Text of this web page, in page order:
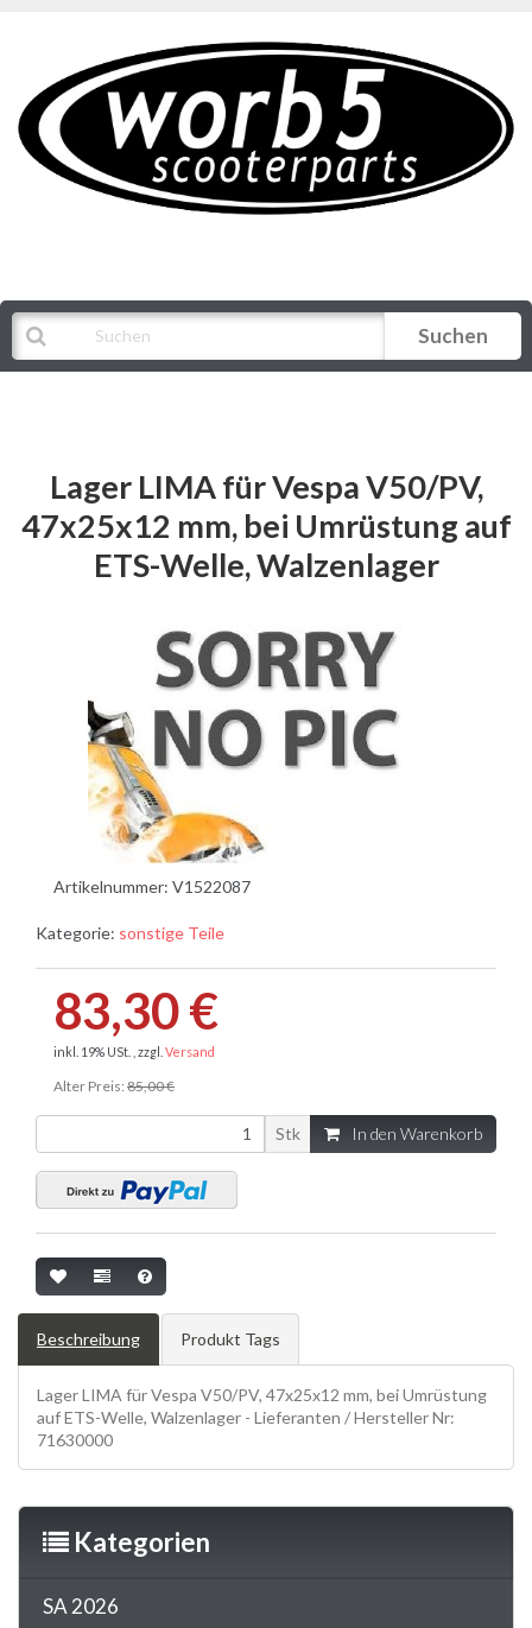
Suchen
Lager LIMA für Vespa V50/PV,
47x25x12 mm, bei Umrüstung auf
ETS-Welle, Walzenlager
Artikelnummer: V1522087
Kategorie: sonstige Teile
83,30 €
inkl. 19% USt. , zzgl. Versand
Alter Preis: 85,00 €
Stk In den Warenkorb
Beschreibung Produkt Tags
Lager LIMA für Vespa V50/PV, 47x25x12 mm, bei Umrüstung
auf ETS-Welle, Walzenlager - Lieferanten / Hersteller Nr:
71630000
Kategorien
SA 2026